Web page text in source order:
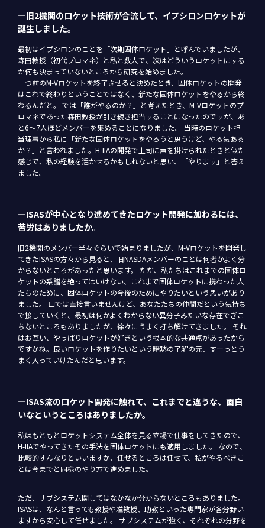
―旧2機関のロケット技術が合流して、イプシロンロケットが
誕生しました。
最初はイプシロンのことを「次期固体ロケット」と呼んでいましたが、
森田教授（初代プロマネ）と私と数人で、次はどういうロケットにする
か何も決まっていないところから研究を始めました。
一つ前のM-Vロケットを終了させると決めたとき、固体ロケットの開発
はこれで終わりということではなく、新たな固体ロケットをやるから終
わるんだと。 では「誰がやるのか？」と考えたとき、M-Vロケットのプ
ロマネであった森田教授が引き続き担当することになったのですが、あ
と6～7人ほどメンバーを集めることになりました。 当時のロケット担
当理事から私に「新たな固体ロケットをやろうと思うけど、やる気ある
か？」と言われました。H-IIAの開発で上司に声を掛けられたときと似た
感じで、私の経験を活かせるかもしれないと思い、「やります」と答え
ました。
―ISASが中心となり進めてきたロケット開発に加わるには、
苦労はありましたか。
旧2機関のメンバー半々ぐらいで始まりましたが、M-Vロケットを開発し
てきたISASの方々から見ると、旧NASDAメンバーのことは何者かよく分
からないところがあったと思います。 ただ、私たちはこれまでの固体ロ
ケットの系譜を絶ってはいけない、これまで固体ロケットに携わった人
たちのために、固体ロケットの今後のためにやりたいという思いがあり
ました。 口では直接言いませんけど、あなたたちの仲間だという気持ち
で接していくと、最初は何かよくわからない異分子みたいな存在でぎこ
ちないところもありましたが、徐々にうまく打ち解けてきました。 それ
はお互い、やっぱりロケットが好きという根本的な共通点があったから
ですかね。良いロケットを作りたいという暗黙の了解の元、すーっとう
まく入っていけたんだと思います。
―ISAS流のロケット開発に触れて、これまでと違うな、面白
いなというところはありましたか。
私はもともとロケットシステム全体を見る立場で仕事をしてきたので、
H-IIAでやってきたその手法を固体ロケットにも適用しました。 なので、
比較的すんなりといいますか、任せるところは任せて、私がやるべきこ
とは今までと同様のやり方で進めました。
ただ、サブシステム関してはなかなか分からないところもありました。
ISASは、なんと言っても教授や准教授、助教といった専門家が各分野い
ますから安心して任せました。 サブシステムが強く、それぞれの分野を